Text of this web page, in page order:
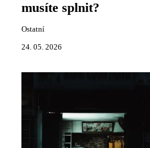
musíte splnit?
Ostatní
24. 05. 2026